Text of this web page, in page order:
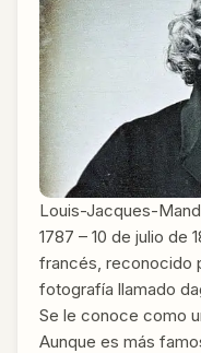
Louis-Jacques-
1787 – 10 de julio de
francés, reconocido
fotografía llamado
Se le conoce como
Aunque es más